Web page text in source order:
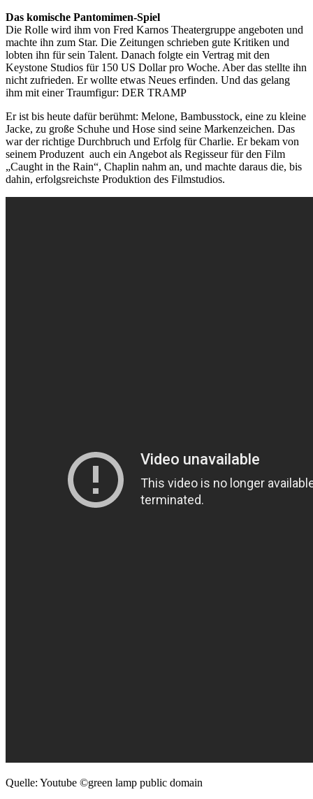
Das komische Pantomimen-Spiel
Die Rolle wird ihm von Fred Karnos Theatergruppe angeboten und
machte ihn zum Star. Die Zeitungen schrieben gute Kritiken und
lobten ihn für sein Talent. Danach folgte ein Vertrag mit den
Keystone Studios für 150 US Dollar pro Woche. Aber das stellte ihn
nicht zufrieden. Er wollte etwas Neues erfinden. Und das gelang
ihm mit einer Traumfigur: DER TRAMP
Er ist bis heute dafür berühmt: Melone, Bambusstock, eine zu kleine
Jacke, zu große Schuhe und Hose sind seine Markenzeichen. Das
war der richtige Durchbruch und Erfolg für Charlie. Er bekam von
seinem Produzent auch ein Angebot als Regisseur für den Film
„Caught in the Rain“, Chaplin nahm an, und machte daraus die, bis
dahin, erfolgsreichste Produktion des Filmstudios.
Quelle: Youtube ©green lamp public domain